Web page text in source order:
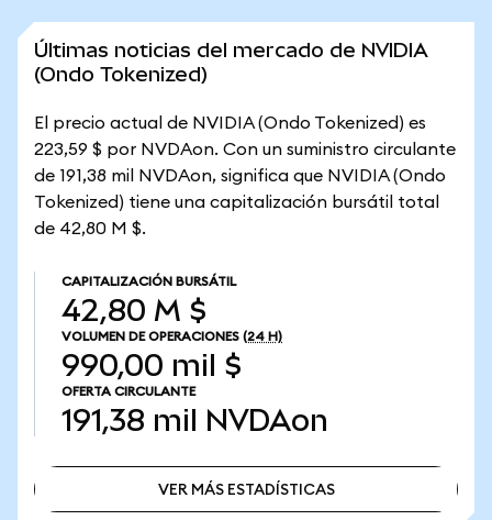
Últimas noticias del mercado de NVIDIA
(Ondo Tokenized)
El precio actual de NVIDIA (Ondo Tokenized) es
223,59 $ por NVDAon. Con un suministro circulante
de 191,38 mil NVDAon, significa que NVIDIA (Ondo
Tokenized) tiene una capitalización bursátil total
de 42,80 M $.
CAPITALIZACIÓN BURSÁTIL
42,80 M $
VOLUMEN DE OPERACIONES (24 H)
990,00 mil $
OFERTA CIRCULANTE
191,38 mil NVDAon
VER MÁS ESTADÍSTICAS